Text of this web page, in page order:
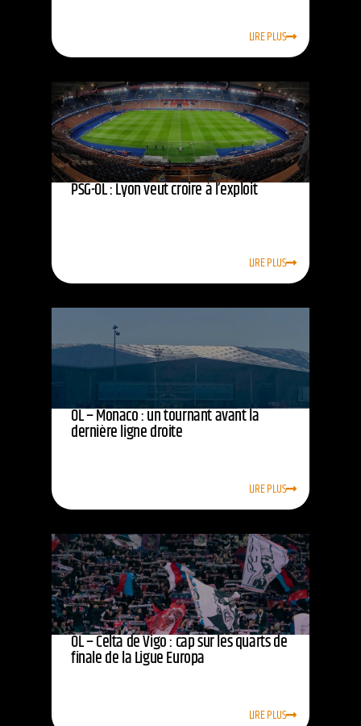
LIRE PLUS
PSG-OL : Lyon veut croire à l’exploit
LIRE PLUS
OL – Monaco : un tournant avant la
dernière ligne droite
LIRE PLUS
OL – Celta de Vigo : cap sur les quarts de
finale de la Ligue Europa
LIRE PLUS